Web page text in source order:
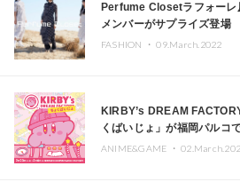
Perfume Closetラフォーレ
メンバーがサプライズ登場
FASHION ・09.March.2022
KIRBY’s DREAM
くばいじょ」が福岡パルコ
ANIME&GAME ・